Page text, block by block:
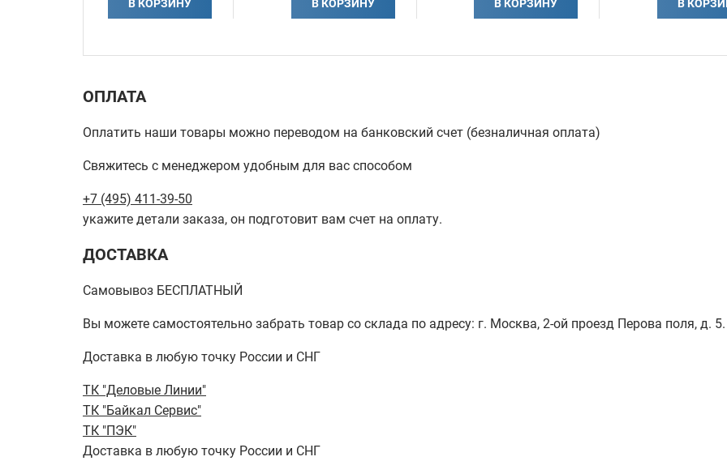
В КОРЗИНУ В КОРЗИНУ В КОРЗИНУ В
ОПЛАТА
Оплатить наши товары можно переводом на банковский счет (безналичная оплата)
Свяжитесь с менеджером удобным для вас способом
+7 (495) 411-39-50
укажите детали заказа, он подготовит вам счет на оплату.
ДОСТАВКА
Самовывоз БЕСПЛАТНЫЙ
Вы можете самостоятельно забрать товар со склада по адресу: г. Москва, 2-ой проезд Перова поля, д. 5.
Доставка в любую точку России и СНГ
ТК "Деловые Линии"
ТК "Байкал Сервис"
ТК "ПЭК"
Доставка в любую точку России и СНГ